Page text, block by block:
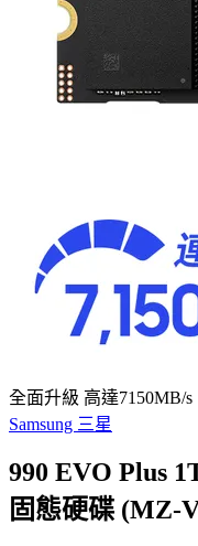
全面升級 高達7150MB/s
Samsung 三星
990 EVO Plus
固態硬碟 (MZ-